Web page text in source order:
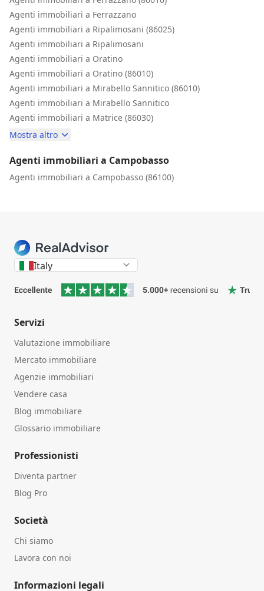
Agenti immobiliari a Ferrazzano
Agenti immobiliari a Ripalimosani (86025)
Agenti immobiliari a Ripalimosani
Agenti immobiliari a Oratino
Agenti immobiliari a Oratino (86010)
Agenti immobiliari a Mirabello Sannitico (86010)
Agenti immobiliari a Mirabello Sannitico
Agenti immobiliari a Matrice (86030)
Mostra altro
Agenti immobiliari a Campobasso
Agenti immobiliari a Campobasso (86100)
Italy
Servizi
Valutazione immobiliare
Mercato immobiliare
Agenzie immobiliari
Vendere casa
Blog immobiliare
Glossario immobiliare
Professionisti
Diventa partner
Blog Pro
Società
Chi siamo
Lavora con noi
Informazioni legali